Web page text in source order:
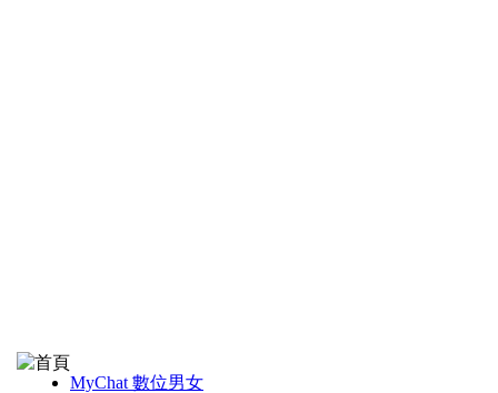
MyChat 數位男女